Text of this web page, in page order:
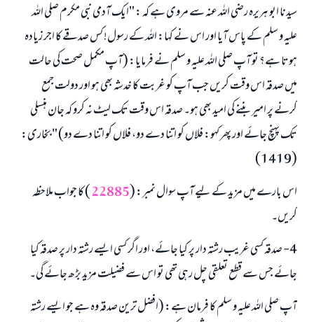
سیدنا ابو ہریرہ رضی اللہ عنہ سے مروی ہے کہ : "ایک آدمی نبی مکرم صلی اللہ
علیہ و سلم کے پاس آیا اور اس نے کہا: اللہ کے رسول! کس صدقے کا اجر زیادہ
ہوتا ہے؟ تو آپ صلی اللہ علیہ و سلم نے فرمایا: (آپ مکمل صحت کی حالت
میں صدقہ اس وقت کریں جب آپ کو غربت کا خدشہ بھی ہو اور دولت جمع
کرنے پر امیر بننے کی امید بھی ہو۔ صدقہ اس وقت تک لیٹ نہ کرو کہ جان ہنسلی
تک پہنچ جائے اور پھر کہو: فلاں کو اتنا دے دو، فلاں کو اتنا دے دو) " بخاری:
(1419)
اس بارے میں مزید کے لیے آپ سوال نمبر: (22885) کا جواب ملاحظہ
کریں۔
4- صدقہ کسی غریب رشتہ دار پر کیا جائے، اور اگر کسی ایسے رشتہ دار پر صدقہ کیا
جائے جس سے قطع تعلقی چل رہی تھی تو اس سے فضیلت مزید بڑھ جائے گی۔
آپ صلی اللہ علیہ و سلم کا فرمان ہے: (افضل ترین صدقہ وہ ہے جو ایسے رشتہ